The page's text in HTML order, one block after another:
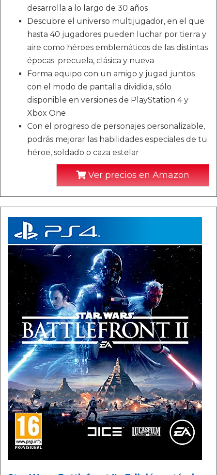
desarrolla a lo largo de 30 años
Descubre el universo multijugador, en el que
hasta 40 jugadores pueden luchar por tierra y
aire como héroes emblemáticos de las distintas
épocas: precuela, clásica y nueva
Forma equipo con un amigo y jugad juntos
con el modo de pantalla dividida, sólo
disponible en versiones de PlayStation 4 y
Xbox One
Con el progreso de personajes personalizable,
podrás mejorar las habilidades especiales de tu
héroe, soldado o caza estelar
Ver precios en Amazon